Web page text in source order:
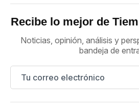
Recibe lo mejor de
Noticias, opinión, análisis y
bandeja de